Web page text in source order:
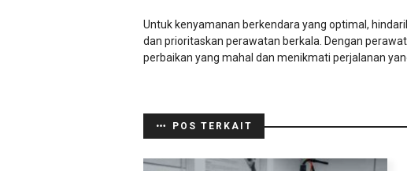
Untuk kenyamanan berkendara yang optimal,
dan prioritaskan perawatan berkala. Dengan
perbaikan yang mahal dan menikmati perjalanan
POS TERKAIT